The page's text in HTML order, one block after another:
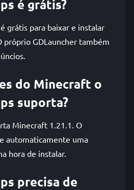
é grátis?
grátis para baixar e instalar
próprio GDLauncher também
do Minecraft o
suporta?
Minecraft 1.21.1. O
automaticamente uma
hora de instalar.
precisa de